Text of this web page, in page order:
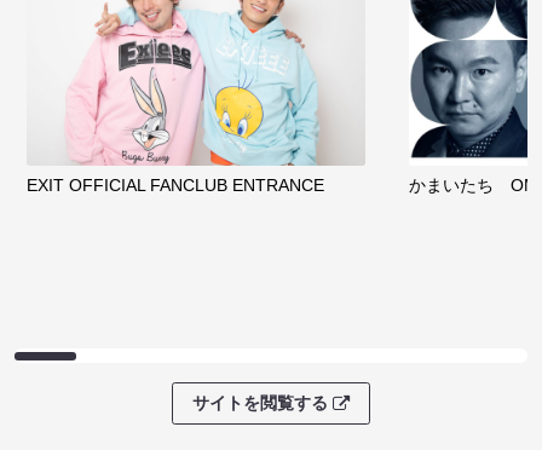
EXIT OFFICIAL FANCLUB ENTRANCE かまいたち
サイトを閲覧する